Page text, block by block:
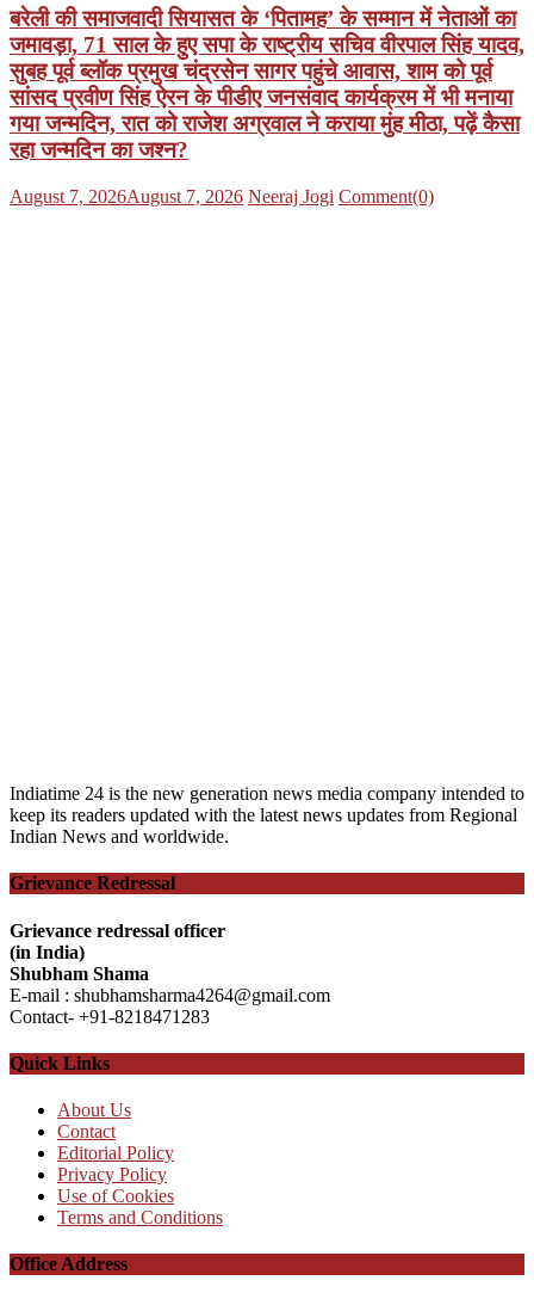
बरेली की समाजवादी सियासत के ‘पितामह’ के सम्मान में नेताओं का
जमावड़ा, 71 साल के हुए सपा के राष्ट्रीय सचिव वीरपाल सिंह यादव,
सुबह पूर्व ब्लॉक प्रमुख चंद्रसेन सागर पहुंचे आवास, शाम को पूर्व
सांसद प्रवीण सिंह ऐरन के पीडीए जनसंवाद कार्यक्रम में भी मनाया
गया जन्मदिन, रात को राजेश अग्रवाल ने कराया मुंह मीठा, पढ़ें कैसा
रहा जन्मदिन का जश्न?
Posted
August 7, 2026August 7, 2026 Author
Neeraj Jogi Comment(0)
Indiatime 24 is the new generation news media company intended to
keep its readers updated with the latest news updates from Regional
Indian News and worldwide.
Grievance Redressal
Grievance redressal officer
(in India)
Shubham Shama
E-mail : shubhamsharma4264@gmail.com
Contact- +91-8218471283
Quick Links
About Us
Contact
Editorial Policy
Privacy Policy
Use of Cookies
Terms and Conditions
Office Address